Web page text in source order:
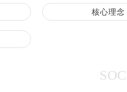
核心理念